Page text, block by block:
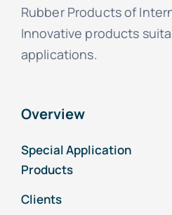
Rubber Products of
Innovative products
applications.
Overview
Special Application
Products
Clients